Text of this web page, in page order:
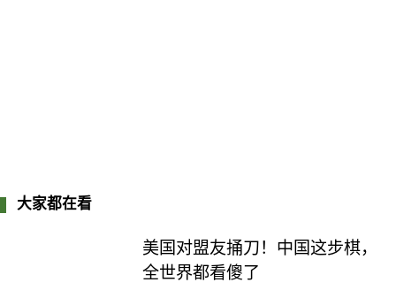
大家都在看
美国对盟友捅刀！中国这步棋，
全世界都看傻了